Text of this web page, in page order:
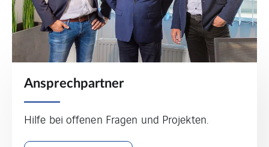
Ansprechpartner
Hilfe bei offenen Fragen und Projekten.